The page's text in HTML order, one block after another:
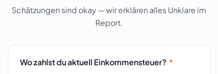
Schätzungen sind okay — wir erklären alles Unklare im
Report.
Wo zahlst du aktuell Einkommensteuer? *